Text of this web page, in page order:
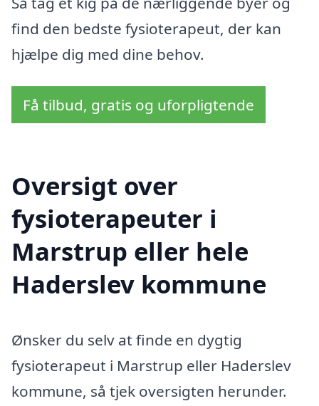
find den bedste fysioterapeut, der kan
hjælpe dig med dine behov.
Få tilbud, gratis og uforpligtende
Oversigt over
fysioterapeuter i
Marstrup eller hele
Haderslev kommune
Ønsker du selv at finde en dygtig
fysioterapeut i Marstrup eller Haderslev
kommune, så tjek oversigten herunder.